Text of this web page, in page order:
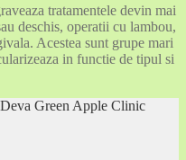
tratamentele devin mai
deschis, operatii cu lambou,
Acestea sunt grupe mari
in functie de tipul si
Green Apple Clinic